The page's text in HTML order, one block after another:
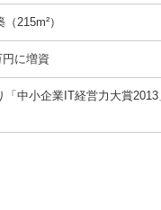
215m²）
に増資
「中小企業IT経営力大賞